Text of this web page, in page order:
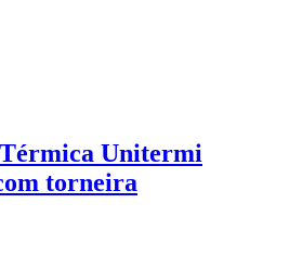
Unitermi
torneira